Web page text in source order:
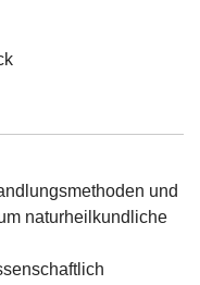
und
naturheilkundliche